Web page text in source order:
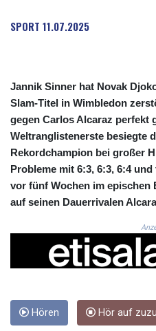
SPORT 11.07.2025
Jannik Sinner hat Novak
Slam-Titel in Wimbledon
gegen Carlos Alcaraz perfekt
Weltranglistenerste besiegte
Rekordchampion bei großer
Probleme mit 6:3, 6:3, 6:4
vor fünf Wochen im epischen
auf seinen Dauerrivalen
Hören Hör auf